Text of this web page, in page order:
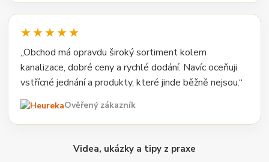
★★★★★
„Obchod má opravdu široký sortiment kolem
kanalizace, dobré ceny a rychlé dodání. Navíc oceňuji
vstřícné jednání a produkty, které jinde běžně nejsou.“
Ověřený zákazník
Videa, ukázky a tipy z praxe